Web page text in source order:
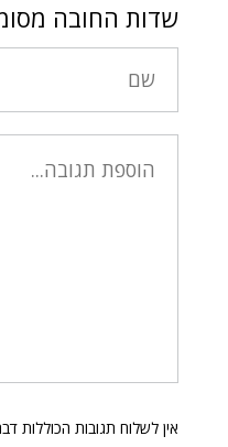
שדות החובה
אין לשלוח תגובות הכוללות